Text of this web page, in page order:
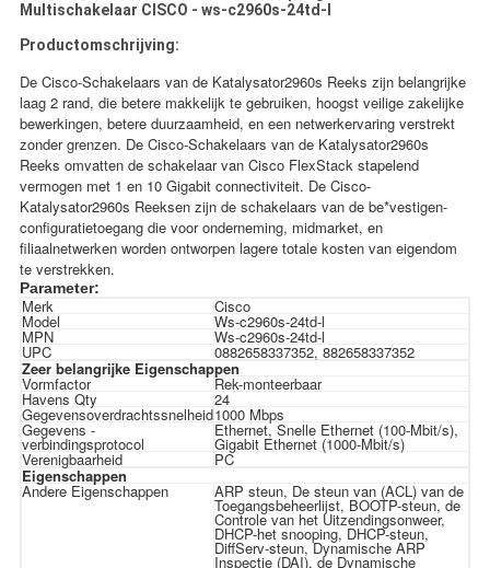
Multischakelaar CISCO - ws-c2960s-24td-l
Productomschrijving:
De Cisco-Schakelaars van de Katalysator2960s Reeks zijn belangrijke
laag 2 rand, die betere makkelijk te gebruiken, hoogst veilige zakelijke
bewerkingen, betere duurzaamheid, en een netwerkervaring verstrekt
zonder grenzen. De Cisco-Schakelaars van de Katalysator2960s
Reeks omvatten de schakelaar van Cisco FlexStack stapelend
vermogen met 1 en 10 Gigabit connectiviteit. De Cisco-
Katalysator2960s Reeksen zijn de schakelaars van de be*vestigen-
configuratietoegang die voor onderneming, midmarket, en
filiaalnetwerken worden ontworpen lagere totale kosten van eigendom
te verstrekken.
Parameter:
Merk Cisco
Model Ws-c2960s-24td-l
MPN Ws-c2960s-24td-l
UPC 0882658337352, 882658337352
Zeer belangrijke Eigenschappen
Vormfactor Rek-monteerbaar
Havens Qty 24
Gegevensoverdrachtssnelheid1000 Mbps
Gegevens -
verbindingsprotocol
Ethernet, Snelle Ethernet (100-Mbit/s),
Gigabit Ethernet (1000-Mbit/s)
Verenigbaarheid PC
Eigenschappen
Andere Eigenschappen ARP steun, De steun van (ACL) van de
Toegangsbeheerlijst, BOOTP-steun, de
Controle van het Uitzendingsonweer,
DHCP-het snooping, DHCP-steun,
DiffServ-steun, Dynamische ARP
Inspectie (DAI), de Dynamische